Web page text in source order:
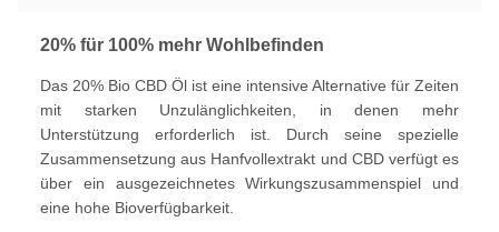
20% für 100% mehr Wohlbefinden
Das 20% Bio CBD Öl ist eine intensive Alternative für Zeiten
mit starken Unzulänglichkeiten, in denen mehr
Unterstützung erforderlich ist. Durch seine spezielle
Zusammensetzung aus Hanfvollextrakt und CBD verfügt es
über ein ausgezeichnetes Wirkungszusammenspiel und
eine hohe Bioverfügbarkeit.